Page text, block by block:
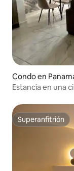
Condo en
Estancia en una
Superanfitrión
Superanfitrión